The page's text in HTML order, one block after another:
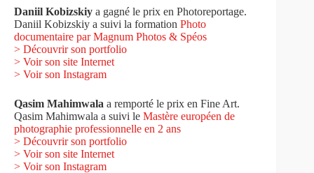
Daniil Kobizskiy a gagné le prix en Photoreportage.
Daniil Kobizskiy a suivi la formation Photo
documentaire par Magnum Photos & Spéos
> Découvrir son portfolio
> Voir son site Internet
> Voir son Instagram
Qasim Mahimwala a remporté le prix en Fine Art.
Qasim Mahimwala a suivi le Mastère européen de
photographie professionnelle en 2 ans
> Découvrir son portfolio
> Voir son site Internet
> Voir son Instagram